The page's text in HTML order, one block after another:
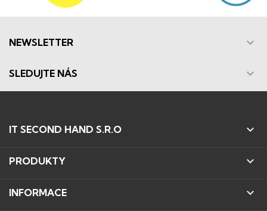
NEWSLETTER 
SLEDUJTE NÁS 
IT SECOND HAND S.R.O 
PRODUKTY 
INFORMACE 